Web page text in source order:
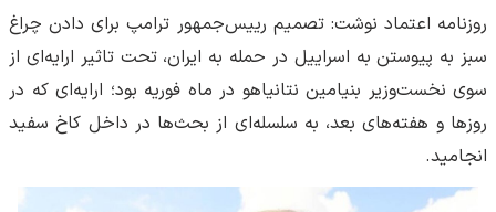
روزنامه اعتماد نوشت: تصمیم رییس‌جمهور ترامپ برای دادن چراغ
سبز به پیوستن به اسراییل در حمله به ایران، تحت تاثیر ارایه‌ای از
سوی نخست‌وزیر بنیامین نتانیاهو در ماه فوریه بود؛ ارایه‌ای که در
روزها و هفته‌های بعد، به سلسله‌ای از بحث‌ها در داخل کاخ سفید
انجامید.